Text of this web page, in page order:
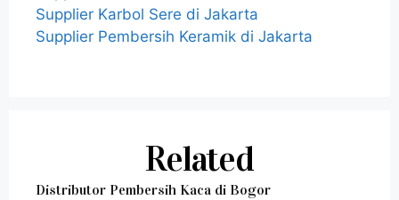
Supplier Karbol Sere di Jakarta
Supplier Pembersih Keramik di Jakarta
Related
Distributor Pembersih Kaca di Bogor